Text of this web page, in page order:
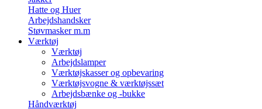
Hatte og Huer
Arbejdshandsker
Støvmasker m.m
Værktøj
Værktøj
Arbejdslamper
Værktøjskasser og opbevaring
Værktøjsvogne & værktøjssæt
Arbejdsbænke og -bukke
Håndværktøj